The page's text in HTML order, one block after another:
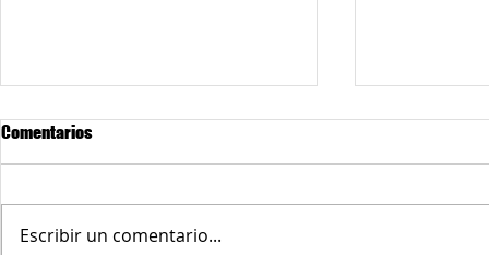
Comentarios
Escribir un comentario...